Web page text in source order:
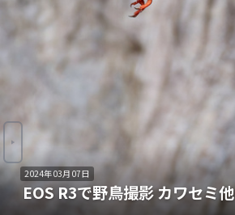
2024年03月07日
EOS R3で野鳥撮影 カワセミ他